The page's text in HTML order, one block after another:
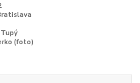
(foto)